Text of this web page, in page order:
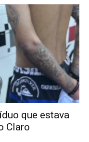
que estava
Claro